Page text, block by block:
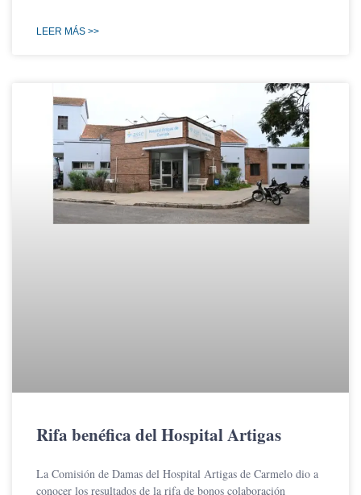
LEER MÁS >>
Rifa benéfica del Hospital Artigas
La Comisión de Damas del Hospital Artigas de Carmelo dio a
conocer los resultados de la rifa de bonos colaboración